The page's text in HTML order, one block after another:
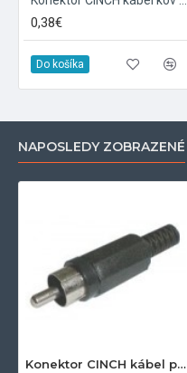
0,38€
Do košíka
NAPOSLEDY ZOBRAZENÉ
Konektor CINCH kábel plast čierny